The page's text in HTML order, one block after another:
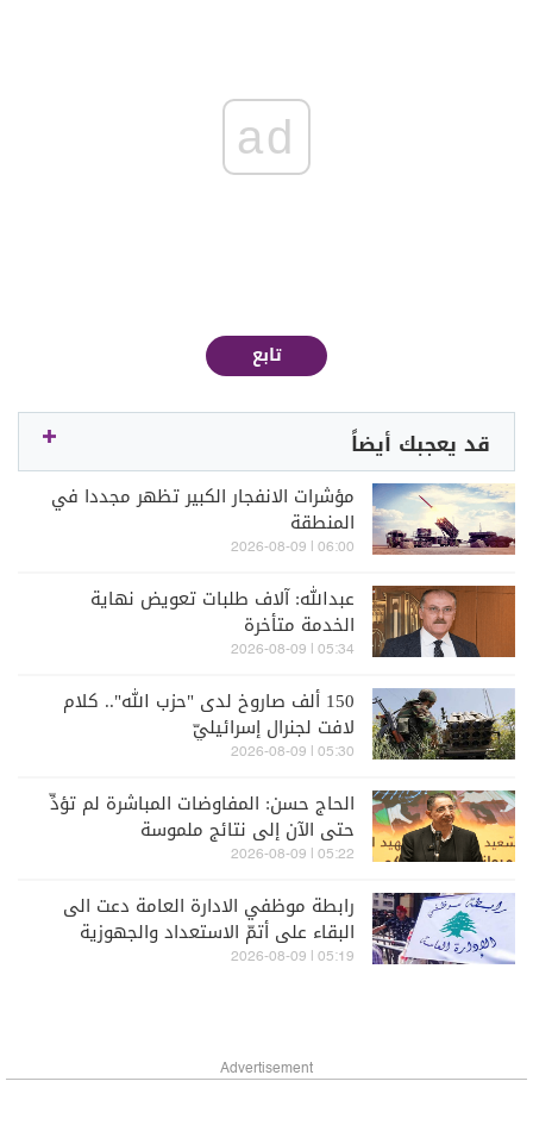
ad
تابع
قد يعجبك أيضاً
مؤشرات الانفجار الكبير تظهر مجددا في
المنطقة
06:00 | 2026-08-09
عبدالله: آلاف طلبات تعويض نهاية
الخدمة متأخرة
05:34 | 2026-08-09
150 ألف صاروخ لدى "حزب الله".. كلام
لافت لجنرال إسرائيليّ
05:30 | 2026-08-09
الحاج حسن: المفاوضات المباشرة لم تؤدِّ
حتى الآن إلى نتائج ملموسة
05:22 | 2026-08-09
رابطة موظفي الادارة العامة دعت الى
البقاء على أتمّ الاستعداد والجهوزية
لتنفيذ خطوات تصعيدية
05:19 | 2026-08-09
Advertisement